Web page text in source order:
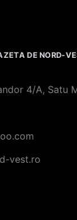
DE NORD-
4/A, Satu
vest.ro